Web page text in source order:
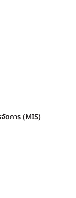
ดการ (MIS)